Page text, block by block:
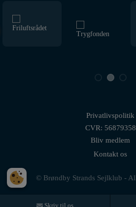
Privatlivspolitik
CVR: 56879358
© Brøndby Strands Sejlklub -
Bliv medlem
Kontakt os
Skriv til os